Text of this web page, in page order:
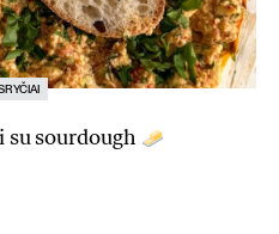
su sourdough